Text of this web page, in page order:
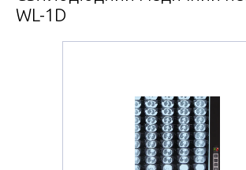
WL-1D